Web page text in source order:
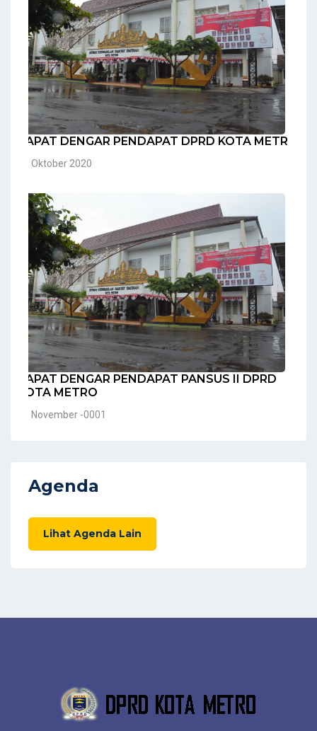
RAPAT DENGAR PENDAPAT DPRD KOTA METRO
20 Oktober 2020
RAPAT DENGAR PENDAPAT PANSUS II DPRD
KOTA METRO
30 November -0001
Agenda
Lihat Agenda Lain